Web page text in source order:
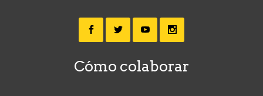
Cómo colaborar